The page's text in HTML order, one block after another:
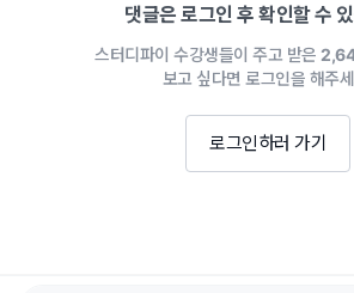
댓글은 로그인 후 확인할 수
스터디파이 수강생들이 주고 받은
보고 싶다면 로그인을 해주
로그인하러 가기